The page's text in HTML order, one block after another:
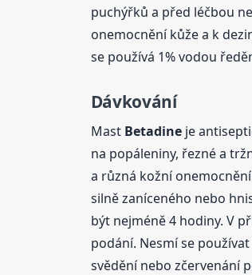
puchýřků a před léčbou
onemocnění kůže a k
se používá 1% vodou
Dávkování
Mast Betadineje
na popáleniny, řezné a
a různá kožní
silně zaníceného nebo
být nejméně 4 hodiny. V
podání. Nesmí se
svědění nebo zčervenání